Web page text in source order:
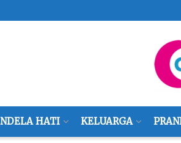
HATI KELUARGA